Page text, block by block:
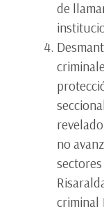
de
no
criminal